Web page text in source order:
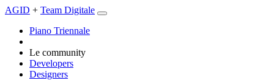
AGID + Team Digitale
Piano Triennale
Le community
Developers
Designers